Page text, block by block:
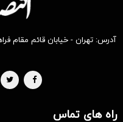
آدرس: تهران - خیابان قائم مقام
راه های تماس